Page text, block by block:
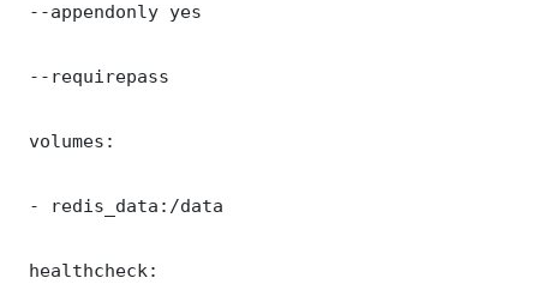
--appendonly yes
--requirepass
volumes:
- redis_data:/data
healthcheck: